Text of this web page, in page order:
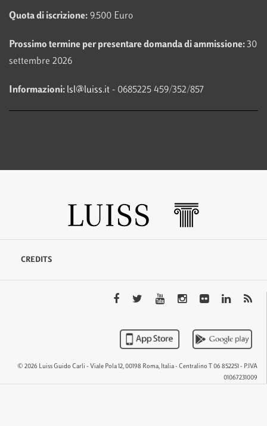
Quota di iscrizione:9.500 Euro
Prossimo termine per presentare domanda di ammissione:30
settembre 2026
Informazioni: lsl@luiss.it- 0685225 459/352/857
CREDITS
© 2026 Luiss Guido Carli - Viale Pola 12, 00198 Roma, Italia - Centralino T 06 852251 - P.IVA
01067231009